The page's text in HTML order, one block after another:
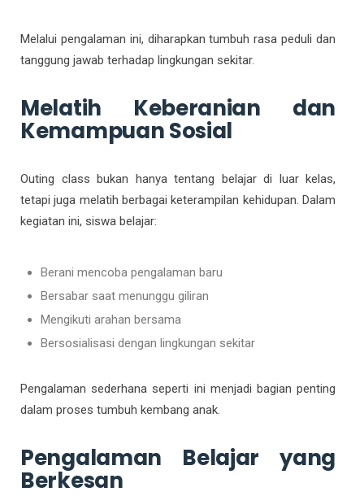
Melalui pengalaman ini, diharapkan tumbuh rasa peduli dan
tanggung jawab terhadap lingkungan sekitar.
Melatih Keberanian dan
Kemampuan Sosial
Outing class bukan hanya tentang belajar di luar kelas,
tetapi juga melatih berbagai keterampilan kehidupan. Dalam
kegiatan ini, siswa belajar:
Berani mencoba pengalaman baru
Bersabar saat menunggu giliran
Mengikuti arahan bersama
Bersosialisasi dengan lingkungan sekitar
Pengalaman sederhana seperti ini menjadi bagian penting
dalam proses tumbuh kembang anak.
Pengalaman Belajar yang
Berkesan